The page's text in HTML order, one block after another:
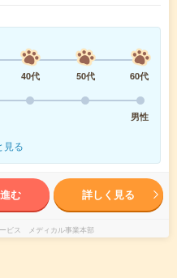
40代 50代
60代
男性
見る
む 詳しく見る
ビス メディカル事業本部